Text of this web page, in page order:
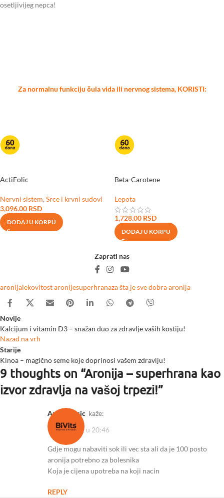
osetljivijeg nepca!
Za normalnu funkciju čula vida ili nervnog sistema, KORISTI:
ActiFolic
Nervni sistem, Srce i krvni sudovi
3,096.00 RSD
DODAJ U KORPU
Beta-Carotene
Lepota
1,728.00 RSD
DODAJ U KORPU
Zaprati nas
aronijalekovitost aronijesuperhranaza šta je sve dobra aronija
Novije
Kalcijum i vitamin D3 – snažan duo za zdravlje vaših kostiju!
Nazad na vrh
Starije
Kinoa – magično seme koje doprinosi vašem zdravlju!
9 thoughts on “Aronija – superhrana kao
izvor zdravlja na vašoj trpezi!”
Amira Becic kaže:
14/06/2022 u 20:46
Gdje mogu nabaviti sok ili vec sta ali da je 100 posto
aronija potrebno za bolesnika
Koja je cijena upotreba na koji nacin
REPLY